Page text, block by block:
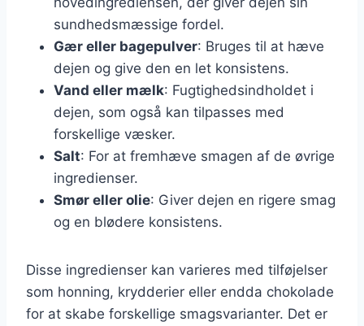
sundhedsmæssige fordel.
Gær eller bagepulver: Bruges til at hæve
dejen og give den en let konsistens.
Vand eller mælk: Fugtighedsindholdet i
dejen, som også kan tilpasses med
forskellige væsker.
Salt: For at fremhæve smagen af de øvrige
ingredienser.
Smør eller olie: Giver dejen en rigere smag
og en blødere konsistens.
Disse ingredienser kan varieres med tilføjelser
som honning, krydderier eller endda chokolade
for at skabe forskellige smagsvarianter. Det er